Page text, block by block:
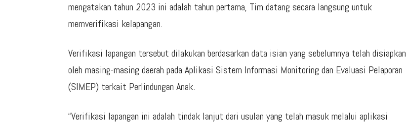
mengatakan tahun 2023 ini adalah tahun pertama, Tim datang secara langsung untuk
memverifikasi kelapangan.
Verifikasi lapangan tersebut dilakukan berdasarkan data isian yang sebelumnya telah disiapkan
oleh masing-masing daerah pada Aplikasi Sistem Informasi Monitoring dan Evaluasi Pelaporan
(SIMEP) terkait Perlindungan Anak.
“Verifikasi lapangan ini adalah tindak lanjut dari usulan yang telah masuk melalui aplikasi